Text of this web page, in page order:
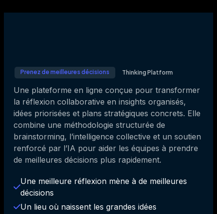
Prenez de meilleures décisions Thinking Platform
Une plateforme en ligne conçue pour transformer
la réflexion collaborative en insights organisés,
idées priorisées et plans stratégiques concrets. Elle
combine une méthodologie structurée de
brainstorming, l’intelligence collective et un soutien
renforcé par l’IA pour aider les équipes à prendre
de meilleures décisions plus rapidement.
Une meilleure réflexion mène à de meilleures
décisions
Un lieu où naissent les grandes idées